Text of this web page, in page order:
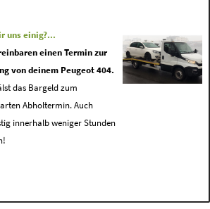
uns einig?...
einen Termin zur
von deinem Peugeot 404.
das Bargeld zum
Abholtermin. Auch
innerhalb weniger Stunden